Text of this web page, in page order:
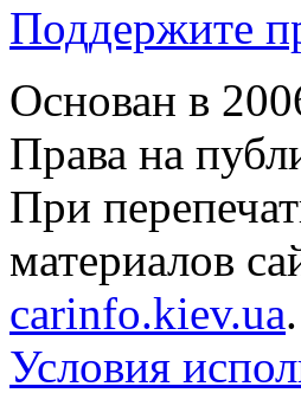
Поддержите
Основан в
Права на
При
материалов
carinfo.kiev.ua
Условия